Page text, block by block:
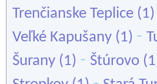
Trenčianske Teplice (1)
Veľké Kapušany (1) -
Šurany (1) - Štúrovo